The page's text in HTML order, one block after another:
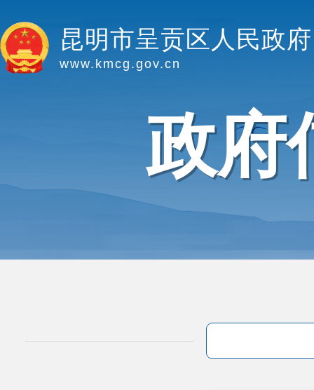
昆明市呈贡区人民政府
www.kmcg.gov.cn
政府